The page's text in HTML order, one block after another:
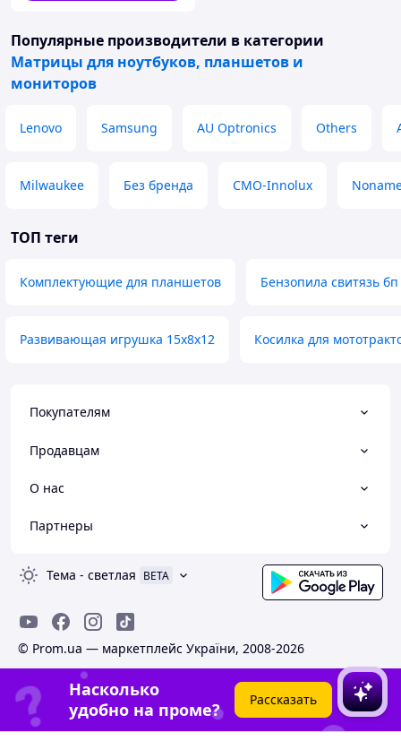
Популярные производители в категории
Матрицы для ноутбуков, планшетов и
мониторов
Lenovo Samsung AU Optronics Others
Milwaukee Без бренда CMO-Innolux
ТОП теги
Комплектующие для планшетов Бензопила свитязь
Развивающая игрушка 15x8x12 Косилка для
Покупателям
Продавцам
О нас
Партнеры
Тема - светлая BETA
© Prom.ua — маркетплейс України, 2008-2026
Насколько
удобно на проме?
Рассказать